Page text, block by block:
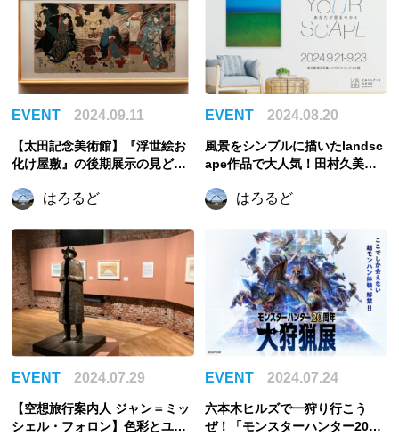
EVENT 2024.09.11
【太田記念美術館】『浮世絵お
化け屋敷』の後期展示の見どこ
た浮世絵の名品が大集合
はろるど
EVENT 2024.08.20
風景をシンプルに描いたlandsc
ape作品で大人気！田村久美子
たが見るセカイ〜」が、南青山
はろるど
EVENT 2024.07.29
【空想旅行案内人 ジャン＝ミッ
シェル・フォロン】色彩とユー
EVENT 2024.07.24
六本木ヒルズで一狩り行こう
ぜ！「モンスターハンター20周